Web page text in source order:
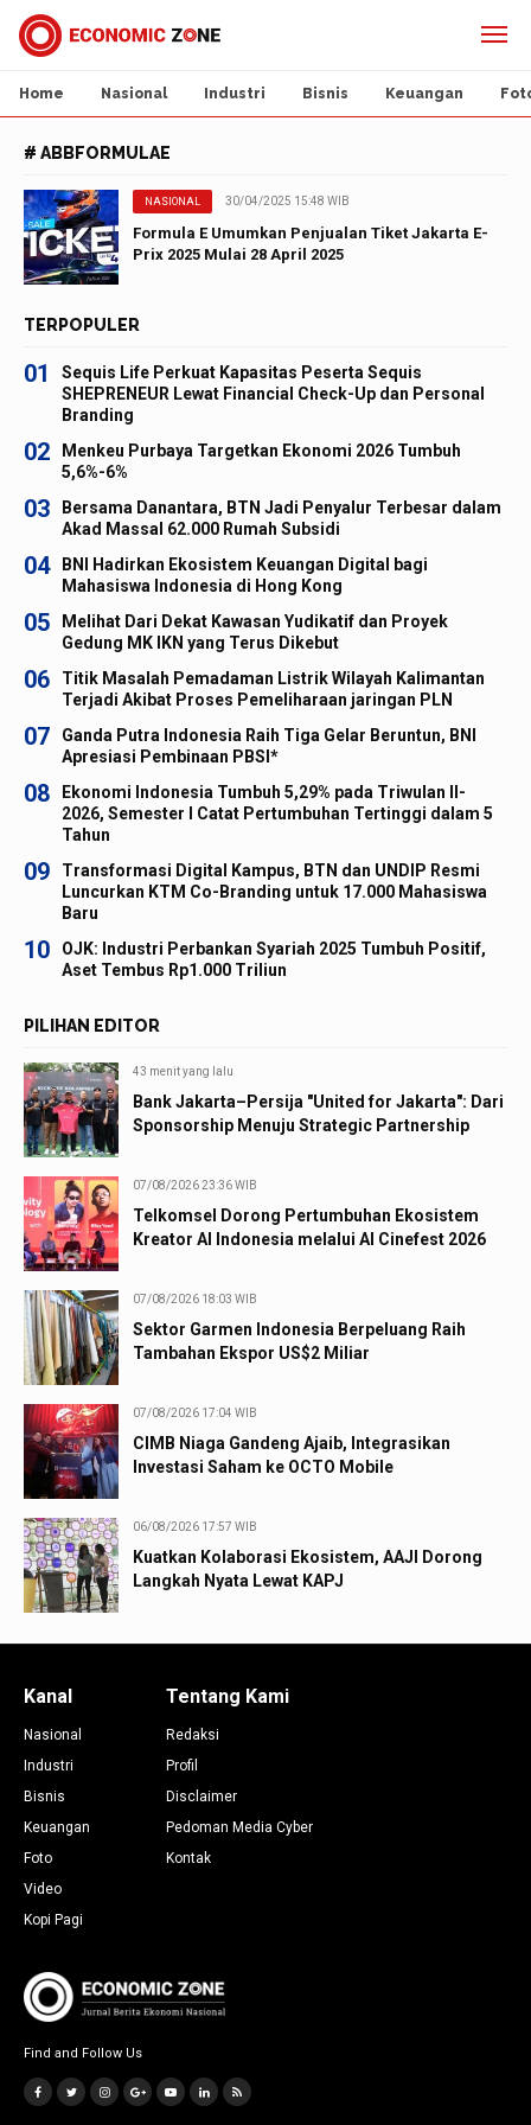
Home Nasional Industri Bisnis Keuangan
# ABBFORMULAE
NASIONAL 30/04/2025 15:48 WIB
Formula E Umumkan Penjualan Tiket Jakarta E-
Prix 2025 Mulai 28 April 2025
TERPOPULER
01
Sequis Life Perkuat Kapasitas Peserta Sequis
SHEPRENEUR Lewat Financial Check-Up dan Personal
Branding
02
Menkeu Purbaya Targetkan Ekonomi 2026 Tumbuh
5,6%-6%
03
Bersama Danantara, BTN Jadi Penyalur Terbesar dalam
Akad Massal 62.000 Rumah Subsidi
04
BNI Hadirkan Ekosistem Keuangan Digital bagi
Mahasiswa Indonesia di Hong Kong
05
Melihat Dari Dekat Kawasan Yudikatif dan Proyek
Gedung MK IKN yang Terus Dikebut
06
Titik Masalah Pemadaman Listrik Wilayah Kalimantan
Terjadi Akibat Proses Pemeliharaan jaringan PLN
07
Ganda Putra Indonesia Raih Tiga Gelar Beruntun, BNI
Apresiasi Pembinaan PBSI*
08
Ekonomi Indonesia Tumbuh 5,29% pada Triwulan II-
2026, Semester I Catat Pertumbuhan Tertinggi dalam 5
Tahun
09
Transformasi Digital Kampus, BTN dan UNDIP Resmi
Luncurkan KTM Co-Branding untuk 17.000 Mahasiswa
Baru
10
OJK: Industri Perbankan Syariah 2025 Tumbuh Positif,
Aset Tembus Rp1.000 Triliun
PILIHAN EDITOR
43 menit yang lalu
Bank Jakarta–Persija "United for Jakarta": Dari
Sponsorship Menuju Strategic Partnership
07/08/2026 23:36 WIB
Telkomsel Dorong Pertumbuhan Ekosistem
Kreator AI Indonesia melalui AI Cinefest 2026
07/08/2026 18:03 WIB
Sektor Garmen Indonesia Berpeluang Raih
Tambahan Ekspor US$2 Miliar
07/08/2026 17:04 WIB
CIMB Niaga Gandeng Ajaib, Integrasikan
Investasi Saham ke OCTO Mobile
06/08/2026 17:57 WIB
Kuatkan Kolaborasi Ekosistem, AAJI Dorong
Langkah Nyata Lewat KAPJ
Kanal
Nasional
Industri
Bisnis
Keuangan
Foto
Video
Kopi Pagi
Tentang Kami
Redaksi
Profil
Disclaimer
Pedoman Media Cyber
Kontak
Find and Follow Us